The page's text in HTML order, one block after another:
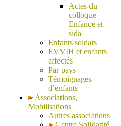
Actes du
colloque
Enfance et
sida
Enfants soldats
EVVIH et enfants
affectés
Par pays
Témoignages
d’enfants
Associations,
Mobilisations
Autres associations